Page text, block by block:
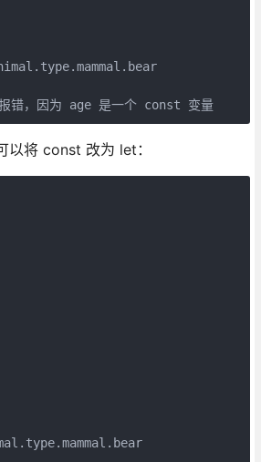
错，因为 age 是一个 const 变量
以将 const 改为 let：